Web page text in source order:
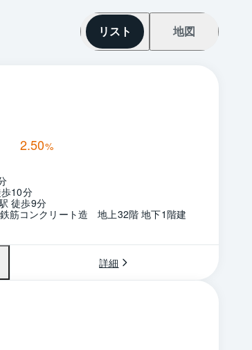
リスト 地図
2.50%
10分
徒歩9分
鉄筋コンクリート造　地上32階 地下1階建
詳細